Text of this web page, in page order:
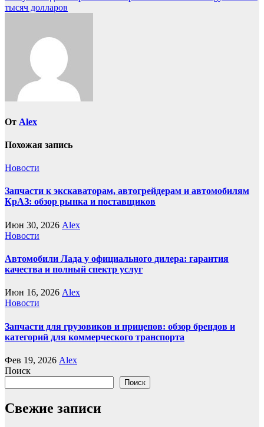
записям
тысяч долларов
От Alex
Похожая запись
Новости
Запчасти к экскаваторам, автогрейдерам и автомобилям
КрАЗ: обзор рынка и поставщиков
Июн 30, 2026 Alex
Новости
Автомобили Лада у официального дилера: гарантия
качества и полный спектр услуг
Июн 16, 2026 Alex
Новости
Запчасти для грузовиков и прицепов: обзор брендов и
категорий для коммерческого транспорта
Фев 19, 2026 Alex
Поиск
Поиск
Свежие записи